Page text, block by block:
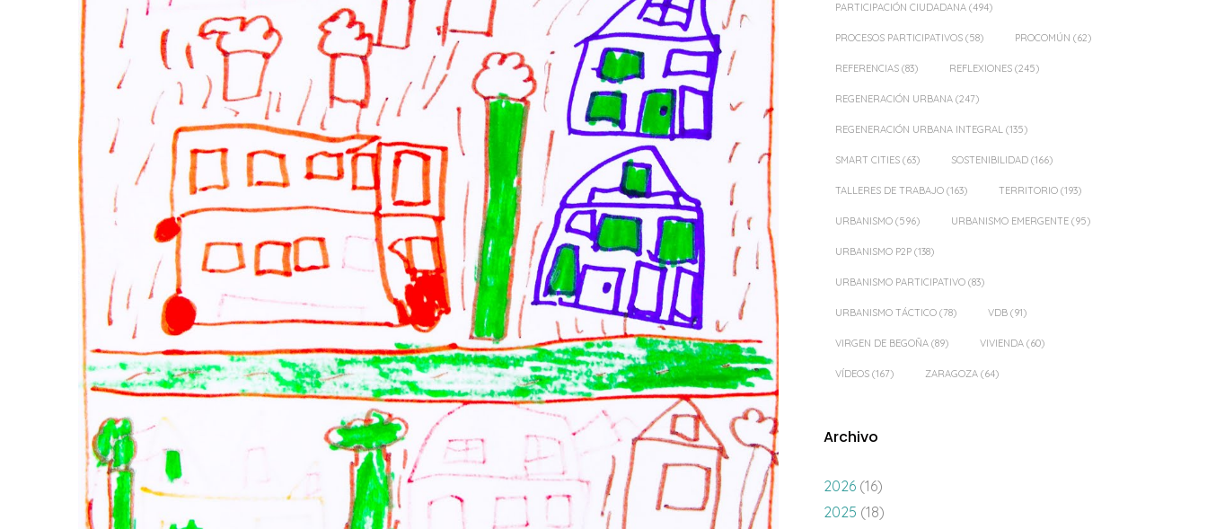
PARTICIPACIÓN CIUDADANA (494)
PROCESOS PARTICIPATIVOS (58) PROCOMÚN (62)
REFERENCIAS (83) REFLEXIONES (245)
REGENERACIÓN URBANA (247)
REGENERACIÓN URBANA INTEGRAL (135)
SMART CITIES (63) SOSTENIBILIDAD (166)
TALLERES DE TRABAJO (163) TERRITORIO (193)
URBANISMO (596) URBANISMO EMERGENTE (95)
URBANISMO P2P (138)
URBANISMO PARTICIPATIVO (83)
URBANISMO TÁCTICO (78) VDB (91)
VIRGEN DE BEGOÑA (89) VIVIENDA (60)
VÍDEOS (167) ZARAGOZA (64)
Archivo
2026 (16)
2025 (18)